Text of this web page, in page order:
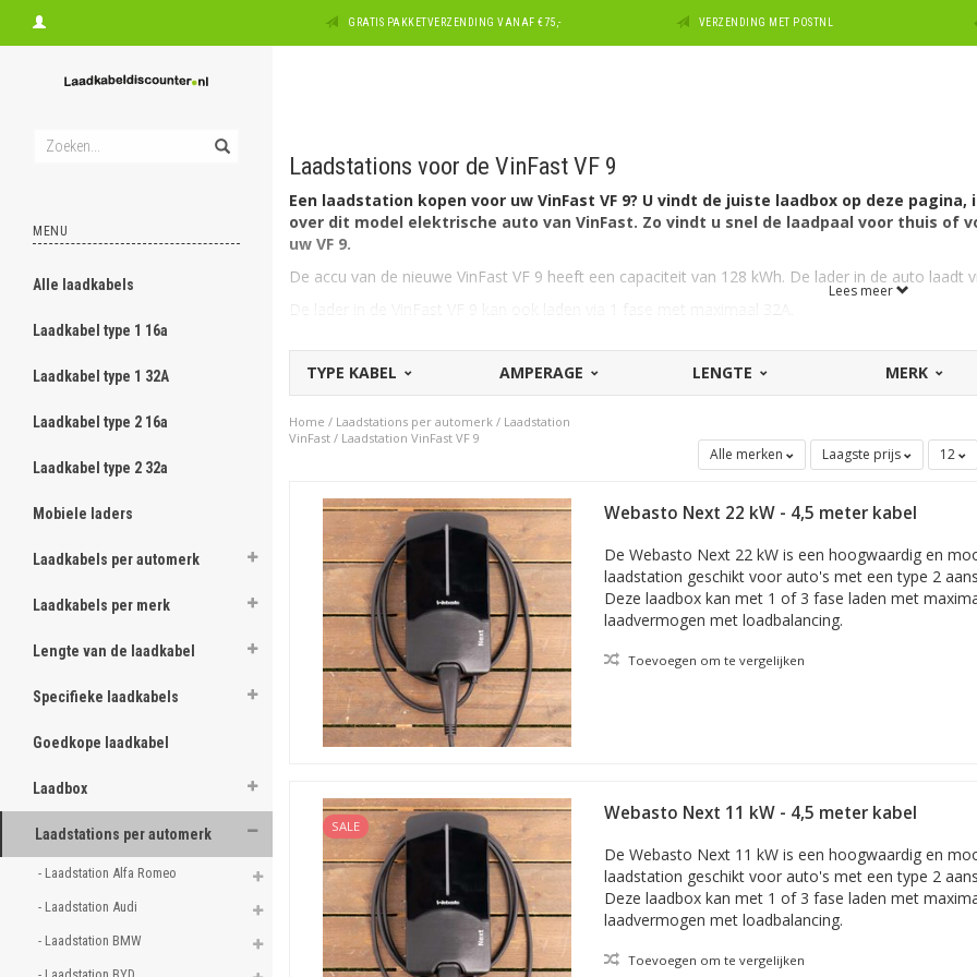
GRATIS PAKKETVERZENDING VANAF €75,- VERZENDING MET POSTNL
MENU
Alle laadkabels
Laadkabel type 1 16a
Laadkabel type 1 32A
Laadkabel type 2 16a
Laadkabel type 2 32a
Mobiele laders
Laadkabels per automerk
Laadkabels per merk
Lengte van de laadkabel
Specifieke laadkabels
Goedkope laadkabel
Laadbox
Laadstations per automerk
- Laadstation Alfa Romeo
- Laadstation Audi
- Laadstation BMW
Laadstations voor de VinFast VF 9
Een laadstation kopen voor uw VinFast VF 9? U vindt de juiste laadbox op deze
over dit model elektrische auto van VinFast. Zo vindt u snel de laadpaal voor thuis of
uw VF 9.
De accu van de nieuwe VinFast VF 9 heeft een capaciteit van 128 kWh. De lader in de auto laadt
De nieuwe VinFast VF 9 heeft aan autozijde een aansluiting Type 2 en kan als gezegd 3-fasig
box Type 2, 3 fase, 16A geschikt.
Heeft u een 1 fasige aansluiting thuis of op de zaak? In dat geval kunt u ook met maximaal 1 x
kiezen van 7,4kW (1 x 32A) of 22kW (3 x 32A waarvan de VF 9 1 x 32A zal gebruiken) aan
Op zoek naar een laadpaal voor een andere VinFast?Zie dan ons overzicht met alle
laadstation voor een ander merk dan VinFast? Maak dan uw keuze bij ons uitgebreide overzicht
kijk als vermeld direct hieronder voor alle laadboxen die geschikt zijn voor het modelVF 9
Lees meer
TYPE KABEL AMPERAGE LENGTE MERK
Home / Laadstations per automerk / Laadstation
VinFast / Laadstation VinFast VF 9
Alle merken Laagste prijs 12
Webasto Next 22 kW - 4,5 meter kabel
De Webasto Next 22 kW is een hoogwaardig en
laadstation geschikt voor auto's met een type 2
Deze laadbox kan met 1 of 3 fase laden met
laadvermogen met loadbalancing.
Toevoegen om te vergelijken
SALE
Webasto Next 11 kW - 4,5 meter kabel
De Webasto Next 11 kW is een hoogwaardig en
laadstation geschikt voor auto's met een type 2
Deze laadbox kan met 1 of 3 fase laden met
laadvermogen met loadbalancing.
Toevoegen om te vergelijken